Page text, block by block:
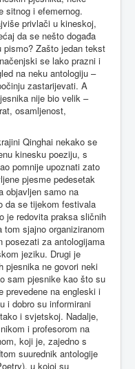
sitnog i efemernog.
privlači u kineskoj,
da se nešto događa
pismo? Zašto jedan tekst
se lako prazni i
na neku antologiju –
zastarijevati. A
nije bio velik –
osamljenost,
Qinghai nekako se
kinesku poeziju, s
pomnije upoznati zato
pjesme pedesetak
objavljen samo na
da se tijekom festivala
je redovita praksa sličnih
sjajno organiziranom
posezati za antologijama
jeziku. Drugi je
pjesnika ne govori neki
sam pjesnike kao što su
prevedene na engleski i
i dobro su informirani
i svjetskoj. Nadalje,
i profesorom na
koji je, zajedno s
suurednik antologije
u kojoj su